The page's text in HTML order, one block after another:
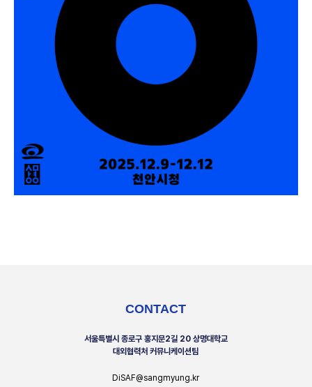
CONTACT
서울특별시 종로구 홍지문2길 20 상명대학교
대외협력처 커뮤니케이션팀
DiSAF@sangmyung.kr